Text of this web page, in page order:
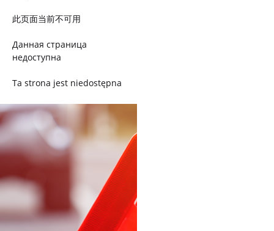
此页面当前不可用
Данная страница
недоступна
Ta strona jest niedostępna
Trang này không có
Esta página não está
disponível
このページは現在利用できま
せん
Pagina non disponibile